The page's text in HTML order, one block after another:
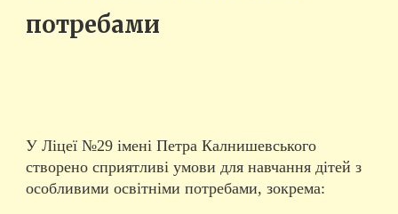
потребами
У Ліцеї №29 імені Петра Калнишевського
створено сприятливі умови для навчання дітей з
особливими освітніми потребами, зокрема: